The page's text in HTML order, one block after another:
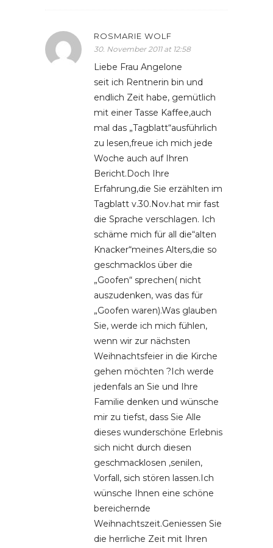
ROSMARIE WOLF
30. November 2011 at 12:58
Liebe Frau Angelone
seit ich Rentnerin bin und
endlich Zeit habe, gemütlich
mit einer Tasse Kaffee,auch
mal das „Tagblatt“ausführlich
zu lesen,freue ich mich jede
Woche auch auf Ihren
Bericht.Doch Ihre
Erfahrung,die Sie erzählten im
Tagblatt v.30.Nov.hat mir fast
die Sprache verschlagen. Ich
schäme mich für all die“alten
Knacker“meines Alters,die so
geschmacklos über die
„Goofen“ sprechen( nicht
auszudenken, was das für
„Goofen waren).Was glauben
Sie, werde ich mich fühlen,
wenn wir zur nächsten
Weihnachtsfeier in die Kirche
gehen möchten ?Ich werde
jedenfals an Sie und Ihre
Familie denken und wünsche
mir zu tiefst, dass Sie Alle
dieses wunderschöne Erlebnis
sich nicht durch diesen
geschmacklosen ,senilen,
Vorfall, sich stören lassen.Ich
wünsche Ihnen eine schöne
bereichernde
Weihnachtszeit.Geniessen Sie
die herrliche Zeit mit Ihren